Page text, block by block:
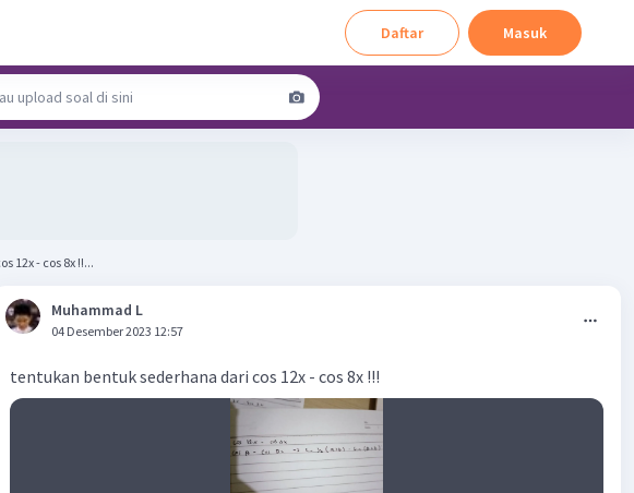
Daftar Masuk
12x - cos 8x !!...
Muhammad L
04 Desember 2023 12:57
tentukan bentuk sederhana dari cos 12x - cos 8x !!!